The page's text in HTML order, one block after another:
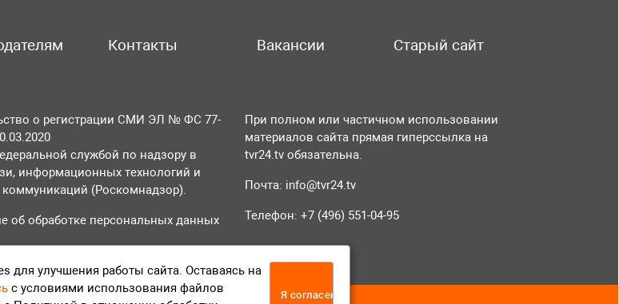
Контакты Вакансии Старый сайт
о регистрации СМИ ЭЛ № ФС 77-
службой по надзору в
информационных технологий и
(Роскомнадзор).
об обработке персональных данных
обработку персональных данных
При полном или частичном использовании
материалов сайта прямая гиперссылка на
tvr24.tv обязательна.
Почта: info@tvr24.tv
Телефон: +7 (496) 551-04-95
улучшения работы сайта. Оставаясь на
с условиями использования файлов
Я согласен